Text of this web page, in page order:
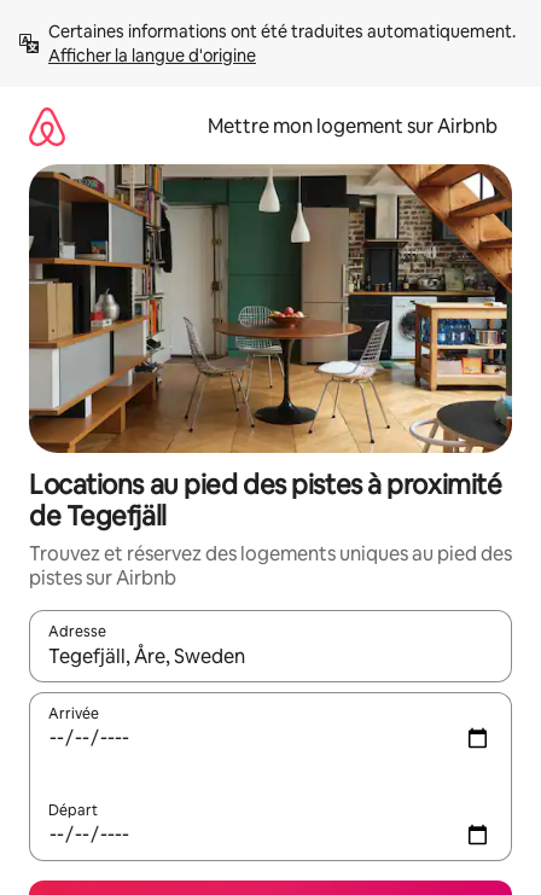
directement
Afficher la langue d'origine
Mettre mon logement sur Airbnb
Locations au pied des pistes à proximité
de Tegefjäll
Trouvez et réservez des logements uniques au pied des
pistes sur Airbnb
Adresse
Lorsque les résultats s'affichent, utilisez les flèches vers le
Arrivée
Départ